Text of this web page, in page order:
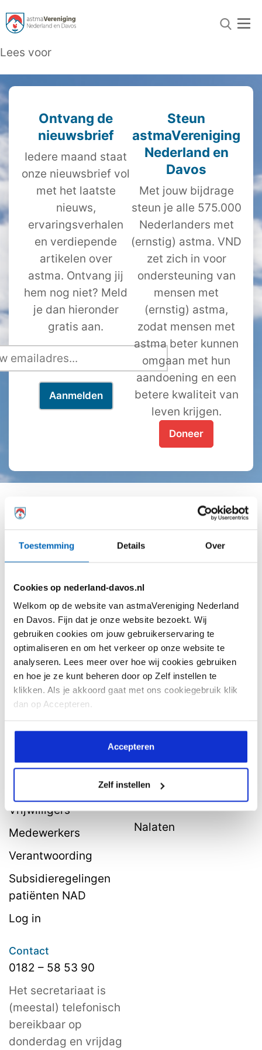
Toestemming Details Over
Cookies op nederland-davos.nl
Welkom op de website van astmaVereniging Nederland
en Davos. Fijn dat je onze website bezoekt. Wij
gebruiken cookies om jouw gebruikerservaring te
optimaliseren en om het verkeer op onze website te
analyseren. Lees meer over hoe wij cookies gebruiken
en hoe je ze kunt beheren door op Zelf instellen te
klikken. Als je akkoord gaat met ons cookiegebruik klik
dan op Accepteren.
Accepteren
Zelf instellen
Lees voor
Ontvang de
nieuwsbrief
Iedere maand staat
onze nieuwsbrief vol
met het laatste
nieuws,
ervaringsverhalen
en verdiepende
artikelen over
astma. Ontvang jij
hem nog niet? Meld
je dan hieronder
gratis aan.
Steun
astmaVereniging
Nederland en
Davos
Met jouw bijdrage
steun je alle 575.000
Nederlanders met
(ernstig) astma. VND
zet zich in voor
ondersteuning van
mensen met
(ernstig) astma,
zodat mensen met
astma beter kunnen
omgaan met hun
aandoening en een
betere kwaliteit van
leven krijgen.
Doneer
Feiten en Cijfers
Astma Actieplan
Informatiekaarten
Interessante websites
Vragen en antwoorden
Downloads
Ervaringsverhalen
Reactie! Magazine
Reactie! Online
Video's
Doelstelling
Vrijwilligers
Medewerkers
Verantwoording
Subsidieregelingen
patiënten NAD
Log in
Lid worden
Doneren
Doneren met
belastingvoordeel
Nalaten
Contact
0182 – 58 53 90
Het secretariaat is
(meestal) telefonisch
bereikbaar op
donderdag en vrijdag